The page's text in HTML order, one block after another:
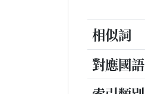
相似詞
對應國語